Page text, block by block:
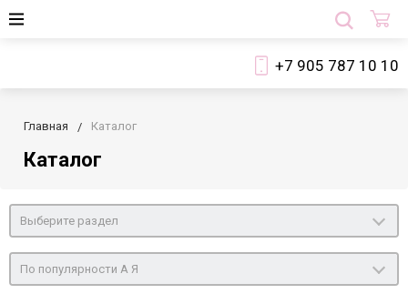
+7 905 787 10 10
Главная Каталог
Каталог
Выберите раздел
По популярности А Я